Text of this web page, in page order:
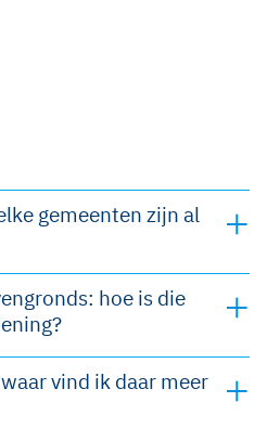
gemeenten zijn al
hoe is die
vind ik daar meer